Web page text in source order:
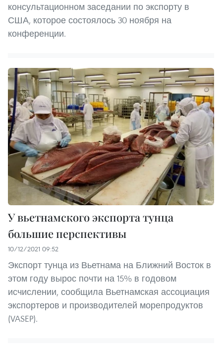
консультационном заседании по экспорту в
США, которое состоялось 30 ноября на
конференции.
У вьетнамского экспорта тунца
большие перспективы
10/12/2021 09:52
Экспорт тунца из Вьетнама на Ближний Восток в
этом году вырос почти на 15% в годовом
исчислении, сообщила Вьетнамская ассоциация
экспортеров и производителей морепродуктов
(VASEP).